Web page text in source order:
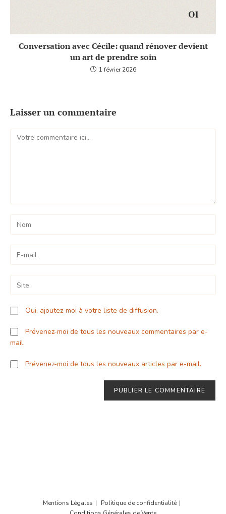
Conversation avec Cécile: quand rénover devient
un art de prendre soin
1 février 2026
Laisser un commentaire
Oui, ajoutez-moi à votre liste de diffusion.
Prévenez-moi de tous les nouveaux commentaires par e-
mail.
Prévenez-moi de tous les nouveaux articles par e-mail.
Mentions Légales
Politique de confidentialité